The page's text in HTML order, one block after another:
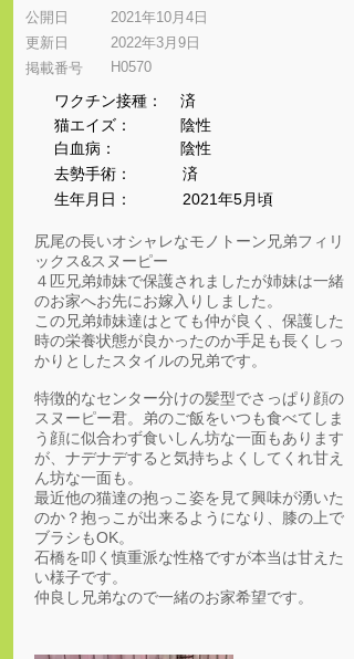
公開日
更新日
​掲載番号
2021年10月4日
2022年3月9日
H0570
ワクチン接種：
猫エイズ：
​白血病：
​去勢手術：
生年月日：
済
陰性
陰性
済
2021年5月頃
尻尾の長いオシャレなモノトーン兄弟フィリ
ックス&スヌーピー
４匹兄弟姉妹で保護されましたが姉妹は一緒
のお家へお先にお嫁入りしました。
この兄弟姉妹達はとても仲が良く、保護した
時の栄養状態が良かったのか手足も長くしっ
かりとしたスタイルの兄弟です。
特徴的なセンター分けの髪型でさっぱり顔の
スヌーピー君。弟のご飯をいつも食べてしま
う顔に似合わず食いしん坊な一面もあります
が、ナデナデすると気持ちよくしてくれ甘え
ん坊な一面も。
最近他の猫達の抱っこ姿を見て興味が湧いた
のか？抱っこが出来るようになり、膝の上で
ブラシもOK。
石橋を叩く慎重派な性格ですが本当は甘えた
い様子です。
仲良し兄弟なので一緒のお家希望です。